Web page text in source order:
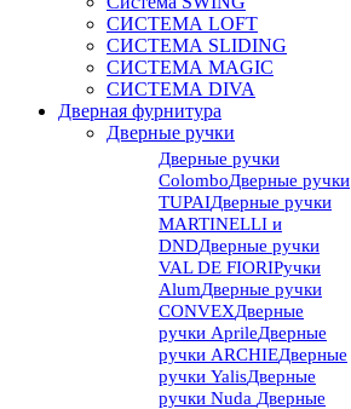
СИСТЕМА LOFT
СИСТЕМА SLIDING
СИСТЕМА MAGIC
СИСТЕМА DIVA
Дверная фурнитура
Дверные ручки
Дверные ручки
ColomboДверные ручки
TUPAIДверные ручки
MARTINELLI и
DNDДверные ручки
VAL DE FIORIРучки
AlumДверные ручки
CONVEXДверные
ручки AprileДверные
ручки ARCHIEДверные
ручки YalisДверные
ручки Nuda Дверные